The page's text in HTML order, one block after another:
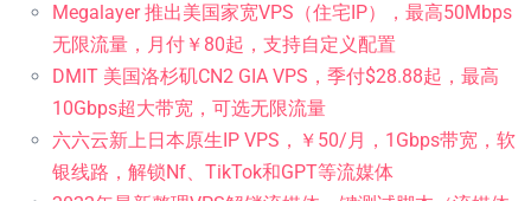
Megalayer 推出美国家宽VPS（住宅IP），最高50Mbps
无限流量，月付￥80起，支持自定义配置
DMIT 美国洛杉矶CN2 GIA VPS，季付$28.88起，最高
10Gbps超大带宽，可选无限流量
六六云新上日本原生IP VPS，￥50/月，1Gbps带宽，软
银线路，解锁Nf、TikTok和GPT等流媒体